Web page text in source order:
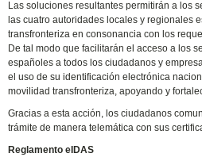
Las soluciones resultantes permitirán a los
las cuatro autoridades locales y regionales
transfronteriza en consonancia con los
De tal modo que facilitarán el acceso a los
españoles a todos los ciudadanos y
el uso de su identificación electrónica
movilidad transfronteriza, apoyando y
Gracias a esta acción, los ciudadanos
trámite de manera telemática con sus
Reglamento eIDAS